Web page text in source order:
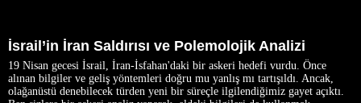
İsrail’in İran Saldırısı ve Polemolojik Analizi
19 Nisan gecesi İsrail, İran-İsfahan'daki bir askeri hedefi vurdu. Önce
alınan bilgiler ve geliş yöntemleri doğru mu yanlış mı tartışıldı. Ancak,
olağanüstü denebilecek türden yeni bir süreçle ilgilendiğimiz gayet açıktı.